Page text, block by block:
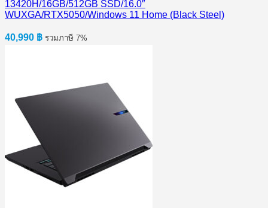
13420H/16GB/512GB SSD/16.0″
WUXGA/RTX5050/Windows 11 Home (Black Steel)
40,990 ฿ รวมภาษี 7%